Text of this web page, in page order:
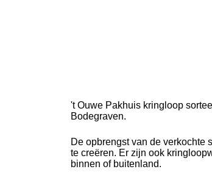
't Ouwe Pakhuis kringloop
Bodegraven.
De opbrengst van de verkochte
te creëren. Er zijn ook
binnen of buitenland.